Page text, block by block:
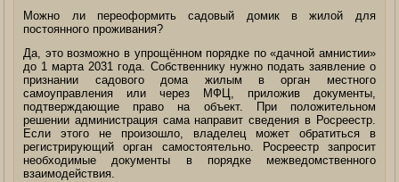
Можно ли переоформить садовый домик в жилой для
постоянного проживания?
Да, это возможно в упрощённом порядке по «дачной амнистии»
до 1 марта 2031 года. Собственнику нужно подать заявление о
признании садового дома жилым в орган местного
самоуправления или через МФЦ, приложив документы,
подтверждающие право на объект. При положительном
решении администрация сама направит сведения в Росреестр.
Если этого не произошло, владелец может обратиться в
регистрирующий орган самостоятельно. Росреестр запросит
необходимые документы в порядке межведомственного
взаимодействия.